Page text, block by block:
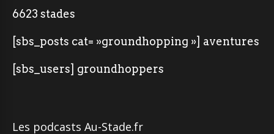
6623 stades
[sbs_posts cat= »groundhopping »] aventures
[sbs_users] groundhoppers
Les podcasts Au-Stade.fr